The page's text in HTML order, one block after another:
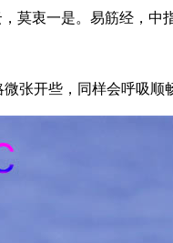
衷一是。易筋经，中
开些，同样会呼吸顺畅